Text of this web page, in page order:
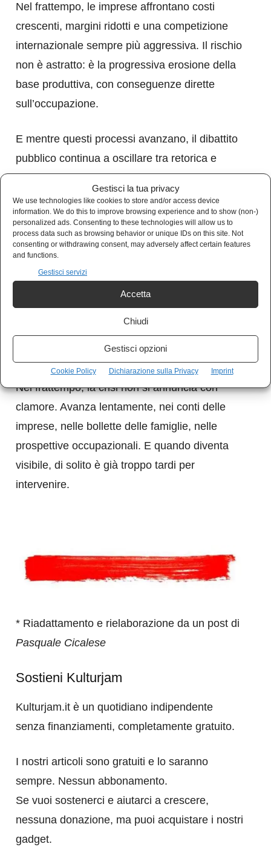
Gestisci la tua privacy
We use technologies like cookies to store and/or access device
information. We do this to improve browsing experience and to show (non-)
personalized ads. Consenting to these technologies will allow us to
process data such as browsing behavior or unique IDs on this site. Not
consenting or withdrawing consent, may adversely affect certain features
and functions.
Gestisci servizi
Accetta
Chiudi
Gestisci opzioni
Cookie Policy Dichiarazione sulla Privacy Imprint
Nel frattempo, le imprese affrontano costi
crescenti, margini ridotti e una competizione
internazionale sempre più aggressiva. Il rischio
non è astratto: è la progressiva erosione della
base produttiva, con conseguenze dirette
sull’occupazione.
E mentre questi processi avanzano, il dibattito
pubblico continua a oscillare tra retorica e
distrazione. Si invocano principi, si celebrano
valori, si difendono assetti istituzionali, ma
raramente si affronta il nodo centrale: la
sostenibilità economica delle scelte politiche. Il
paradosso finale è quasi grottesco. Si continua
a partecipare a un rituale elettorale che
promette cambiamento, mentre le decisioni
voto fosse una variabile simbolica, incapace di
incidere sulle traiettorie reali.
Nel frattempo, la crisi non si annuncia con
clamore. Avanza lentamente, nei conti delle
imprese, nelle bollette delle famiglie, nelle
prospettive occupazionali. E quando diventa
visibile, di solito è già troppo tardi per
intervenire.
* Riadattamento e rielaborazione da un post di
Pasquale Cicalese
Sostieni Kulturjam
Kulturjam.it è un quotidiano indipendente
senza finanziamenti, completamente gratuito.
I nostri articoli sono gratuiti e lo saranno
sempre. Nessun abbonamento.
Se vuoi sostenerci e aiutarci a crescere,
nessuna donazione, ma puoi acquistare i nostri
gadget.